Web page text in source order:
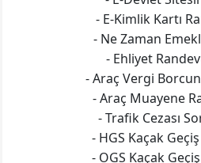
- E-Kimlik Kartı
- Ne Zaman
- Ehliyet
- Araç Vergi
- Araç Muayene
- Trafik Cezası
- HGS Kaçak
- OGS Kaçak